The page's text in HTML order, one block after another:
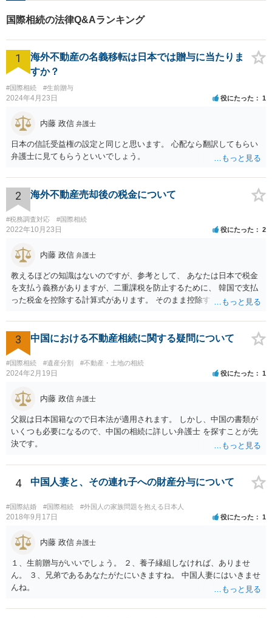
国際相続の法律Q&Aランキング
1
海外不動産の名義移転は日本では贈与に当たりま
すか？
#国際相続 #生前贈与
2024年4月23日 役にたった 1
内藤 政信 弁護士
日本の信託受益権の設定と同じと思います。 心配なら翻訳してもらい
弁護士に見てもらうといいでしょう。
2 海外不動産売却後の税金について
#税務調査対応 #国際相続
2022年10月23日 役にたった 2
内藤 政信 弁護士
教えるほどの知識はないのですが、参考として、 あなたは日本で税金
を支払う義務がありますが、二重課税を防止するために、 韓国で支払
った税金を控除する計算式があります。 そのまま控除するわけではな
談にいかれて、確定申告時の知識を習得されるといい でしょう。
3 中国における不動産相続に関する疑問について
#国際相続 #遺産分割 #不動産・土地の相続
2024年2月19日 役にたった 1
内藤 政信 弁護士
父親は日本国籍なので日本法が適用されます。 しかし、中国の書類が
いくつも必要になるので、中国の相続に詳しい弁護士 を探すことが先
決です。
4 中国人妻と、その連れ子への財産分与について
#国際結婚 #国際相続 #外国人の家族問題を抱える日本人
2018年9月17日 役にたった 1
内藤 政信 弁護士
１、生前贈与がいいでしょう。 ２、養子縁組しなければ、ありませ
ん。 ３、兄弟であるあなたがたにいきますね。 中国人妻にはいきませ
んね。